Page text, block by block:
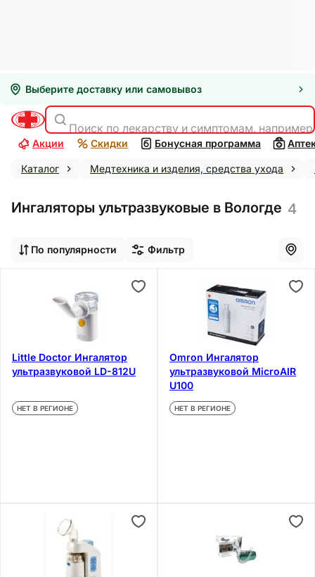
Выберите доставку или самовывоз
Поиск по лекарству и симптомам,
Акции Скидки Бонусная программа
Каталог Медтехника и изделия, средства ухода
Ингаляторы ультразвуковые в Вологде 4
По популярности Фильтр
Little Doctor Ингалятор
ультразвуковой LD-812U
НЕТ В РЕГИОНЕ
Omron Ингалятор
ультразвуковой MicroAIR
U100
НЕТ В РЕГИОНЕ